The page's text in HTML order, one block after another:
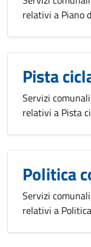
relativi a Piano
Pista
Servizi
relativi a Pista
Politica
Servizi
relativi a